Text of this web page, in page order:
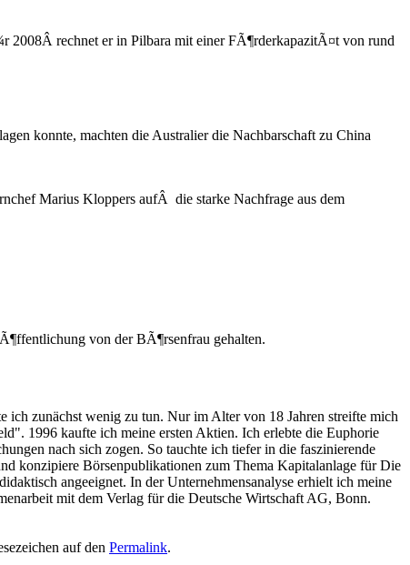
2008Â rechnet er in Pilbara mit einer FÃ¶rderkapazitÃ¤t von rund
konnte, machten die Australier die Nachbarschaft zu China
Marius Kloppers aufÂ die starke Nachfrage aus dem
von der BÃ¶rsenfrau gehalten.
zunächst wenig zu tun. Nur im Alter von 18 Jahren streifte mich
1996 kaufte ich meine ersten Aktien. Ich erlebte die Euphorie
nach sich zogen. So tauchte ich tiefer in die faszinierende
konzipiere Börsenpublikationen zum Thema Kapitalanlage für Die
angeeignet. In der Unternehmensanalyse erhielt ich meine
mit dem Verlag für die Deutsche Wirtschaft AG, Bonn.
auf den Permalink.